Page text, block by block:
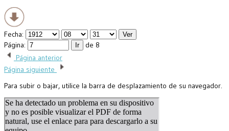
Fecha:
Página:
de 8
Página anterior
Página siguiente
Para subir o bajar, utilice la barra de desplazamiento de su navegador.